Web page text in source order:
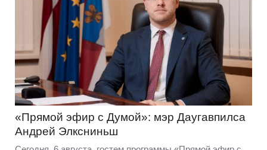
«Прямой эфир с Думой»: мэр Даугавпилса
Андрей Элксниньш